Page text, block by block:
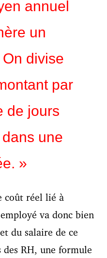
annuel
un
divise
par
de jours
une
»
coût réel lié à
va donc bien
du salaire de ce
des RH, une formule